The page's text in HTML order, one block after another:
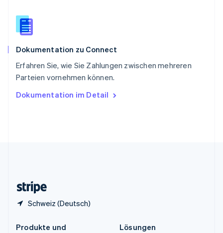
Dokumentation zu Connect
Erfahren Sie, wie Sie Zahlungen zwischen mehreren
Parteien vornehmen können.
Dokumentation im Detail
Schweiz (Deutsch)
English
Spanien
Thailand
Tschechische Republik
English
English
Produkte und
Lösungen